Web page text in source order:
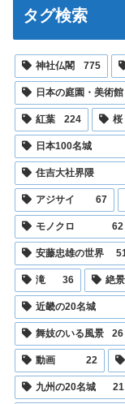
タグ検索
神社仏閣 775
日本の庭園・美術
紅葉 224 桜
日本100名城
住吉大社界隈
アジサイ 67
モノクロ 62
安藤忠雄の世界
滝 36 絶
近畿の20名城
舞妓のいる風景 26
動画 22
九州の20名城 21